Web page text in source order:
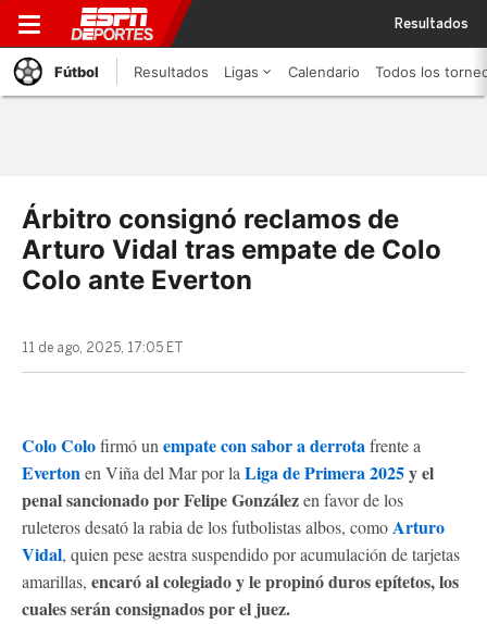
Resultados
Fútbol Resultados Ligas Calendario Todos los
Árbitro consignó reclamos de
Arturo Vidal tras empate de Colo
Colo ante Everton
11 de ago, 2025, 17:05 ET
Colo Colofirmó un empate con sabor a derrotafrente a
Evertonen Viña del Mar por la Liga de Primera 2025y el
penal sancionado por Felipe Gonzálezen favor de los
ruleteros desató la rabia de los futbolistas albos, comoArturo
Vidal, quien pese aestra suspendido por acumulación de tarjetas
amarillas, encaró al colegiado y le propinó duros epítetos, los
cuales serán consignados por el juez.